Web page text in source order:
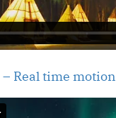
Real time motion